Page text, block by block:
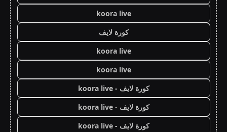
koora live
كورة لايف
koora live
koora live
كورة لايف - koora live
كورة لايف - koora live
كورة لايف - koora live